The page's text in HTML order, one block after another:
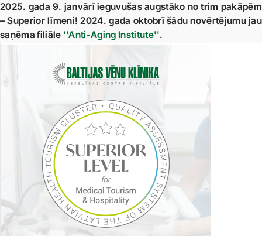
2025. gada 9. janvārī ieguvušas augstāko no trim pakāpēm
– Superior līmeni! 2024. gada oktobrī šādu novērtējumu jau
saņēma filiāle ''Anti-Aging Institute''.